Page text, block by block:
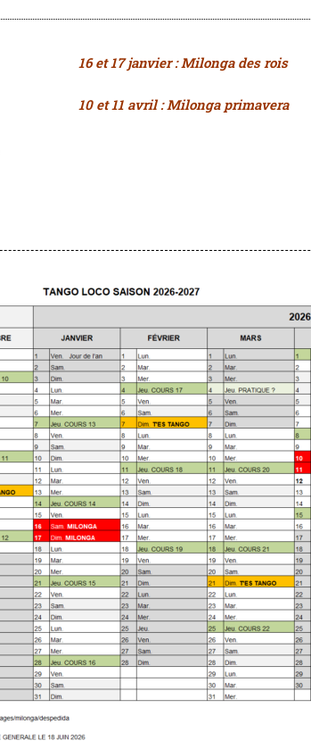
16 et 17 janvier : Milonga des rois
10 et 11 avril : Milonga primavera